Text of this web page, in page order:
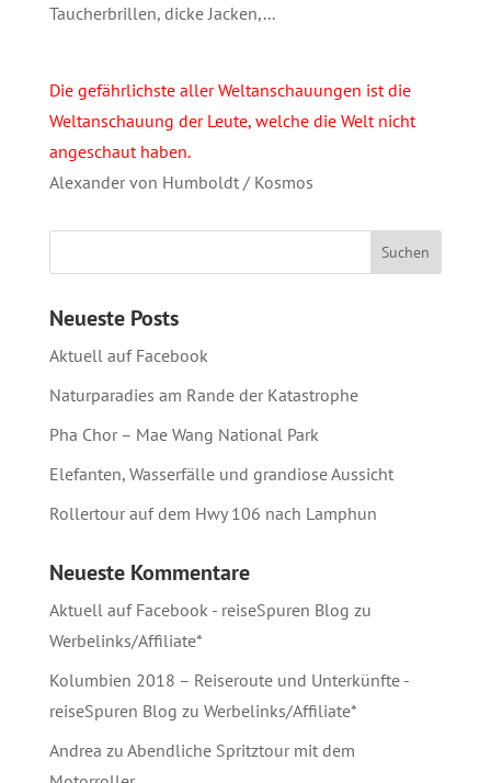
Taucherbrillen, dicke Jacken,...
Die gefährlichste aller Weltanschauungen ist die
Weltanschauung der Leute, welche die Welt nicht
angeschaut haben.
Alexander von Humboldt / Kosmos
Neueste Posts
Aktuell auf Facebook
Naturparadies am Rande der Katastrophe
Pha Chor – Mae Wang National Park
Elefanten, Wasserfälle und grandiose Aussicht
Rollertour auf dem Hwy 106 nach Lamphun
Neueste Kommentare
Aktuell auf Facebook - reiseSpuren Blog zu
Werbelinks/Affiliate*
Kolumbien 2018 – Reiseroute und Unterkünfte -
reiseSpuren Blog zu Werbelinks/Affiliate*
Andrea zu Abendliche Spritztour mit dem